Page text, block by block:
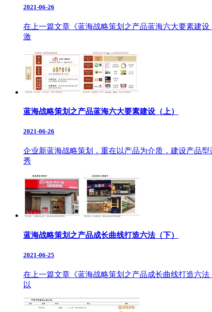
2021-06-26
在上一篇文章《蓝海战略策划之产品蓝海六大要素建
激
蓝海战略策划之产品蓝海六大要素建设（上）
2021-06-26
企业新蓝海战略策划，重在以产品为介质，建设产品
秀
蓝海战略策划之产品成长曲线打造六法（下）
2021-06-25
在上一篇文章《蓝海战略策划之产品成长曲线打造六
以